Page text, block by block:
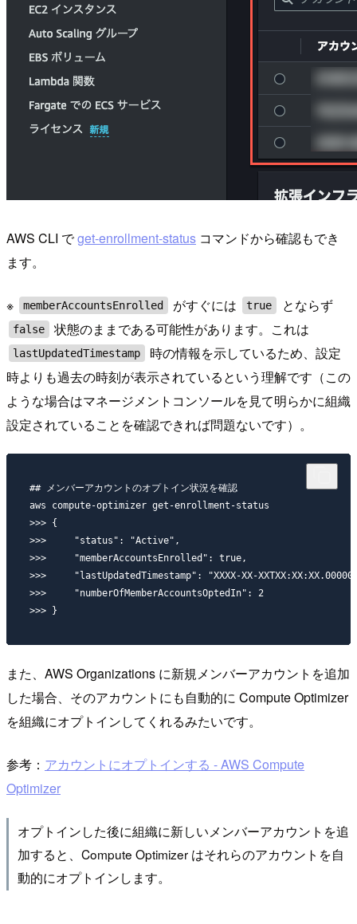
AWS CLI でget-enrollment-status コマンドから確認もでき
ます。
※ memberAccountsEnrolled がすぐには true とならず
false 状態のままである可能性があります。これは
lastUpdatedTimestamp
時の情報を示しているため、設定
時よりも過去の時刻が表示されているという理解です（この
ような場合はマネージメントコンソールを見て明らかに組織
設定されていることを確認できれば問題ないです）。
## メンバーアカウントのオプトイン状況を確認
aws compute-optimizer get-enrollment-status
>>> {
>>>     "status": "Active",
>>>     "memberAccountsEnrolled": true,
>>>     "lastUpdatedTimestamp": "XXXX-XX-
>>>     "numberOfMemberAccountsOptedIn": 2
また、AWS Organizations に新規メンバーアカウントを追加
した場合、そのアカウントにも自動的に Compute Optimizer
を組織にオプトインしてくれるみたいです。
参考： アカウントにオプトインする - AWS Compute
Optimizer
オプトインした後に組織に新しいメンバーアカウントを追
加すると、Compute Optimizer はそれらのアカウントを自
動的にオプトインします。